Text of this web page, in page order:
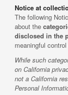
Notice at
The following
about the
disclosed in the
meaningful
While such
on California
not a California
Personal